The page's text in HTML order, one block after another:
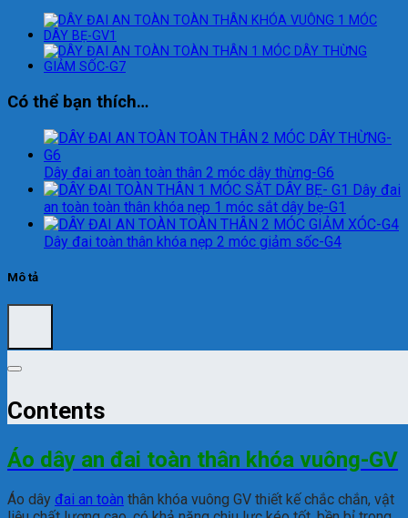
Có thể bạn thích…
Dây đai an toàn toàn thân 2 móc dây thừng-G6
Dây đai
an toàn toàn thân khóa nẹp 1 móc sắt dây bẹ-G1
Dây đai toàn thân khóa nẹp 2 móc giảm sốc-G4
Mô tả
Contents
Áo dây an đai toàn thân khóa vuông-GV
Áo dây đai an toàn thân khóa vuông GV thiết kế chắc chắn, vật